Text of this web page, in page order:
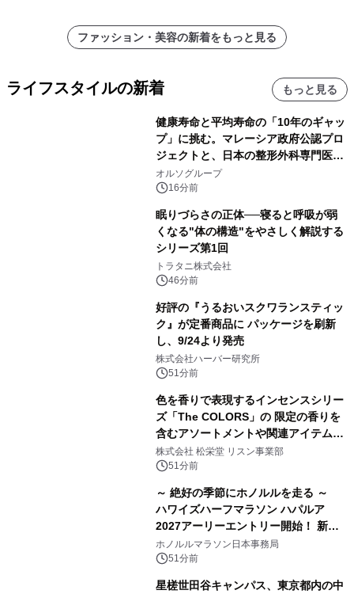
ファッション・美容の新着をもっと見る
ライフスタイルの新着 もっと見る
健康寿命と平均寿命の「10年のギャッ
プ」に挑む。マレーシア政府公認プロ
ジェクトと、日本の整形外科専門医が
サステナブルな「エシカル・ツバメの
巣」の共同臨床検証を開始
オルソグループ
16分前
眠りづらさの正体──寝ると呼吸が弱
くなる"体の構造"をやさしく解説する
シリーズ第1回
トラタニ株式会社
46分前
好評の『うるおいスクワランスティッ
ク』が定番商品に パッケージを刷新
し、9/24より発売
株式会社ハーバー研究所
51分前
色を香りで表現するインセンスシリー
ズ「The COLORS」の 限定の香りを
含むアソートメントや関連アイテムを
8月6日発売
株式会社 松栄堂 リスン事業部
51分前
～ 絶好の季節にホノルルを走る ～
ハワイズハーフマラソン ハパルア
2027アーリーエントリー開始！ 新カ
テゴリー「ハパルアIKI(イキ)」(約
13.4km)が登場
ホノルルマラソン日本事務局
51分前
星槎世田谷キャンパス、東京都内の中